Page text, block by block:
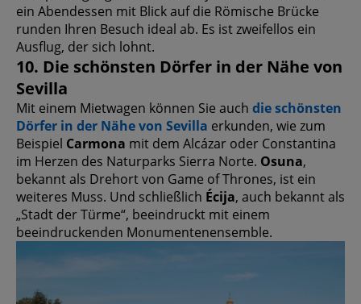
ein Abendessen mit Blick auf die Römische Brücke
runden Ihren Besuch ideal ab. Es ist zweifellos ein
Ausflug, der sich lohnt.
10. Die schönsten Dörfer in der Nähe von
Sevilla
Mit einem Mietwagen können Sie auch die schönsten
Dörfer in der Nähe von Sevilla erkunden, wie zum
Beispiel Carmona mit dem Alcázar oder Constantina
im Herzen des Naturparks Sierra Norte. Osuna,
bekannt als Drehort von Game of Thrones, ist ein
weiteres Muss. Und schließlich Écija, auch bekannt als
„Stadt der Türme“, beeindruckt mit einem
beeindruckenden Monumentenensemble.